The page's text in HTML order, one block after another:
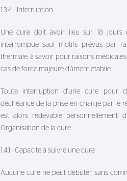
1.3.4 - Interruption
Une cure doit avoir lieu sur 18 jours
interrompue sauf motifs prévus par
thermale, à savoir pour raisons
cas de force majeure dûment établie.
Toute interruption d'une cure pour
déchéance de la prise en charge par le
est alors redevable
Organisation de la cure
1.4.1 - Capacité à suivre une cure
Aucune cure ne peut débuter sans